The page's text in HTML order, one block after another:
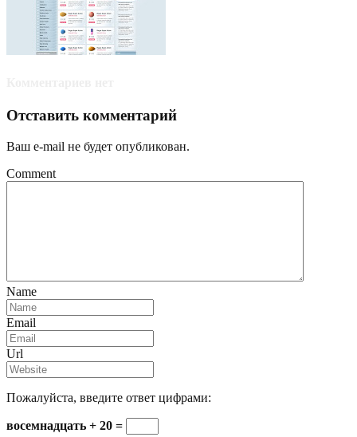
Отставить комментарий
Ваш e-mail не будет опубликован.
Comment
Name
Email
Url
Пожалуйста, введите ответ цифрами:
восемнадцать + 20 =